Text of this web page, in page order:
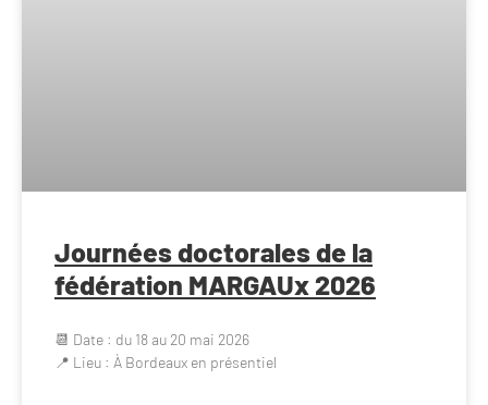
Journées doctorales de la
fédération MARGAUx 2026
📆 Date : du 18 au 20 mai 2026
📍 Lieu : À Bordeaux en présentiel